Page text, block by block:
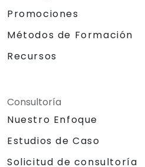
Promociones
Métodos de Formación
Recursos
Consultoría
Nuestro Enfoque
Estudios de Caso
Solicitud de consultoría